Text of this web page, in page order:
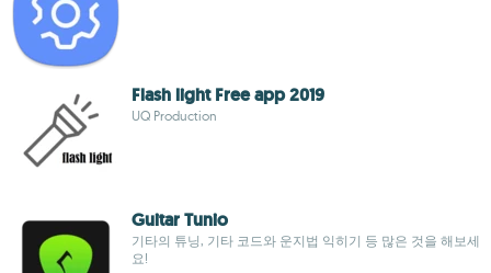
Flash light Free app 2019
UQ Production
Guitar Tunio
기타의 튜닝, 기타 코드와 운지법 익히기 등 많은 것을 해보세
요!